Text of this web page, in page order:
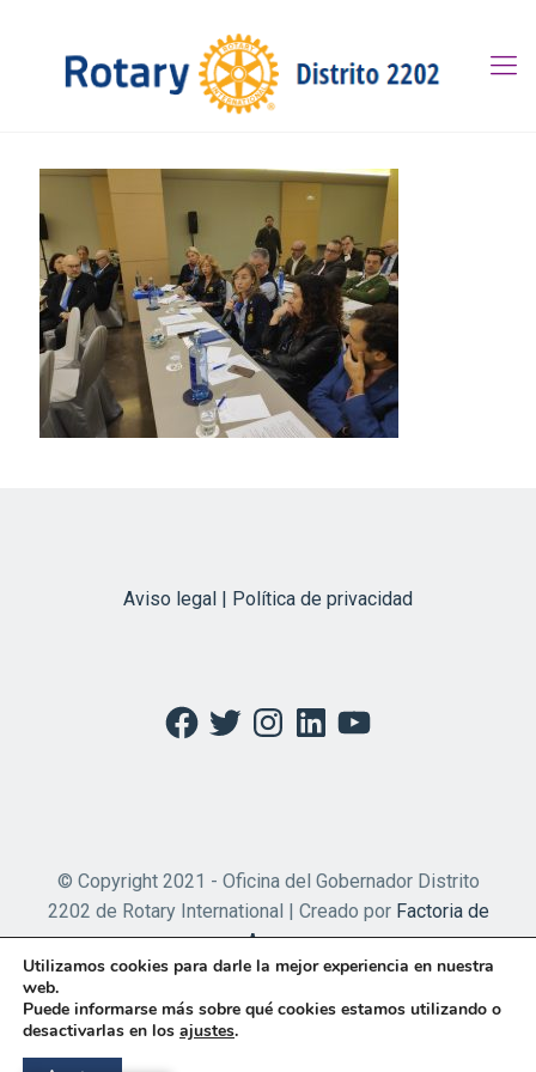
Aviso legal | Política de privacidad
Facebook
TwitterInstagramLinkedInYouTube
© Copyright 2021 - Oficina del Gobernador Distrito
2202 de Rotary International | Creado por Factoria de
Apps
Utilizamos cookies para darle la mejor experiencia en nuestra
web.
Puede informarse más sobre qué cookies estamos utilizando o
desactivarlas en los ajustes.